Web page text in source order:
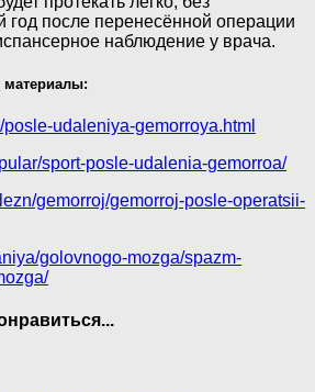
после перенесённой операции
наблюдение у врача.
материалы:
udaleniya-gemorroya.html
sport-posle-udalenia-gemorroa/
gemorroj/gemorroj-posle-operatsii-
golovnogo-mozga/spazm-